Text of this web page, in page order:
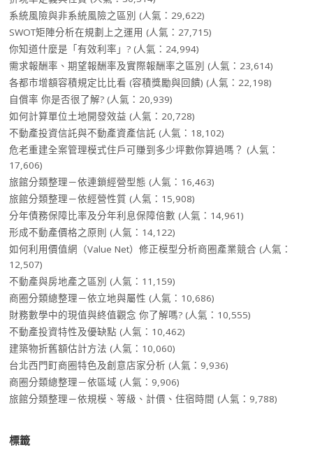
系統風險與非系統風險之區別 (人氣：29,622)
SWOT矩陣分析在規劃上之運用 (人氣：27,715)
你知道什麼是「有效利率」? (人氣：24,994)
需求報酬率、期望報酬率及實際報酬率之區別 (人氣：23,614)
各都市增額容積規定比比看 (容積獎勵與回饋) (人氣：22,198)
自償率 你是否很了解? (人氣：20,939)
如何計算單位土地開發效益 (人氣：20,728)
不動產投資信託與不動產資產信託 (人氣：18,102)
危老重建全案管理模式住戶可賺到多少坪數你算過嗎？ (人氣：
17,606)
旅館分類整理－依連鎖經營型態 (人氣：16,463)
旅館分類整理－依經營性質 (人氣：15,908)
分年債務保障比率及分年利息保障倍數 (人氣：14,961)
形成不動產價格之原則 (人氣：14,122)
如何利用價值網（Value Net）修正模型分析商圈產業競合 (人氣：
12,507)
不動產與房地產之區別 (人氣：11,159)
商圈分類總整理－依立地與屬性 (人氣：10,686)
財務數學中的現值與終值觀念 你了解嗎? (人氣：10,555)
不動產投資特性及優缺點 (人氣：10,462)
建築物折舊額估計方法 (人氣：10,060)
台北西門町商圈特色及創意店家分析 (人氣：9,936)
商圈分類總整理－依區域 (人氣：9,906)
旅館分類整理－依規模、等級、計價、住宿時間 (人氣：9,788)
標籤